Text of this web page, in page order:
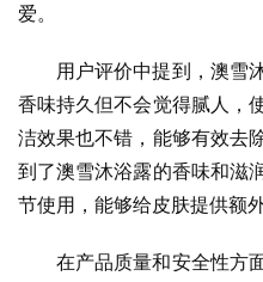
爱。
用户评价中提到，澳雪
香味持久但不会觉得腻人，
洁效果也不错，能够有效去
到了澳雪沐浴露的香味和滋
节使用，能够给皮肤提供额外
在产品质量和安全性方